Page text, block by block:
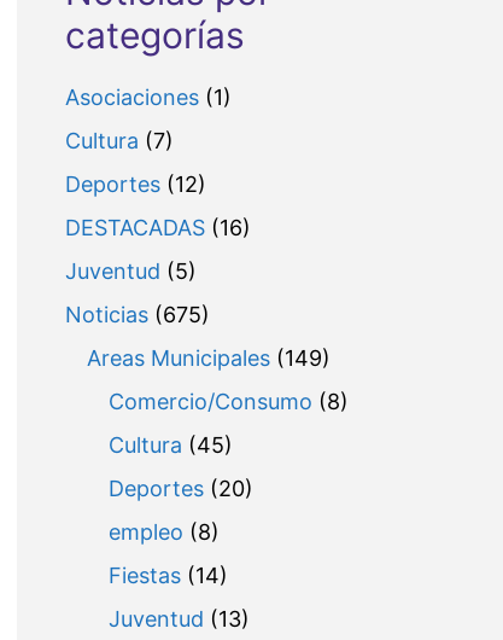
categorías
Asociaciones(1)
Cultura (7)
Deportes(12)
DESTACADAS(16)
Juventud (5)
Noticias(675)
Areas Municipales(149)
Comercio/Consumo (8)
Cultura (45)
Deportes(20)
empleo (8)
Fiestas(14)
Juventud (13)